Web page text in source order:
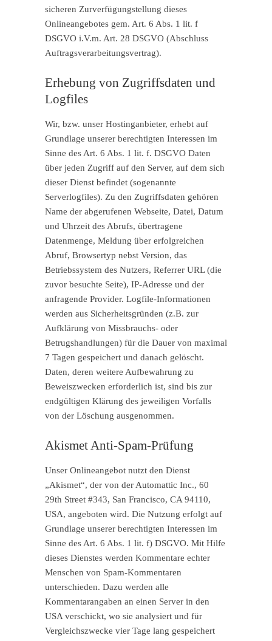
sicheren Zurverfügungstellung dieses
Onlineangebotes gem. Art. 6 Abs. 1 lit. f
DSGVO i.V.m. Art. 28 DSGVO (Abschluss
Auftragsverarbeitungsvertrag).
Erhebung von Zugriffsdaten und
Logfiles
Wir, bzw. unser Hostinganbieter, erhebt auf
Grundlage unserer berechtigten Interessen im
Sinne des Art. 6 Abs. 1 lit. f. DSGVO Daten
über jeden Zugriff auf den Server, auf dem sich
dieser Dienst befindet (sogenannte
Serverlogfiles). Zu den Zugriffsdaten gehören
Name der abgerufenen Webseite, Datei, Datum
und Uhrzeit des Abrufs, übertragene
Datenmenge, Meldung über erfolgreichen
Abruf, Browsertyp nebst Version, das
Betriebssystem des Nutzers, Referrer URL (die
zuvor besuchte Seite), IP-Adresse und der
anfragende Provider. Logfile-Informationen
werden aus Sicherheitsgründen (z.B. zur
Aufklärung von Missbrauchs- oder
Betrugshandlungen) für die Dauer von maximal
7 Tagen gespeichert und danach gelöscht.
Daten, deren weitere Aufbewahrung zu
Beweiszwecken erforderlich ist, sind bis zur
endgültigen Klärung des jeweiligen Vorfalls
von der Löschung ausgenommen.
Akismet Anti-Spam-Prüfung
Unser Onlineangebot nutzt den Dienst
„Akismet“, der von der Automattic Inc., 60
29th Street #343, San Francisco, CA 94110,
USA, angeboten wird. Die Nutzung erfolgt auf
Grundlage unserer berechtigten Interessen im
Sinne des Art. 6 Abs. 1 lit. f) DSGVO. Mit Hilfe
dieses Dienstes werden Kommentare echter
Menschen von Spam-Kommentaren
unterschieden. Dazu werden alle
Kommentarangaben an einen Server in den
USA verschickt, wo sie analysiert und für
Vergleichszwecke vier Tage lang gespeichert